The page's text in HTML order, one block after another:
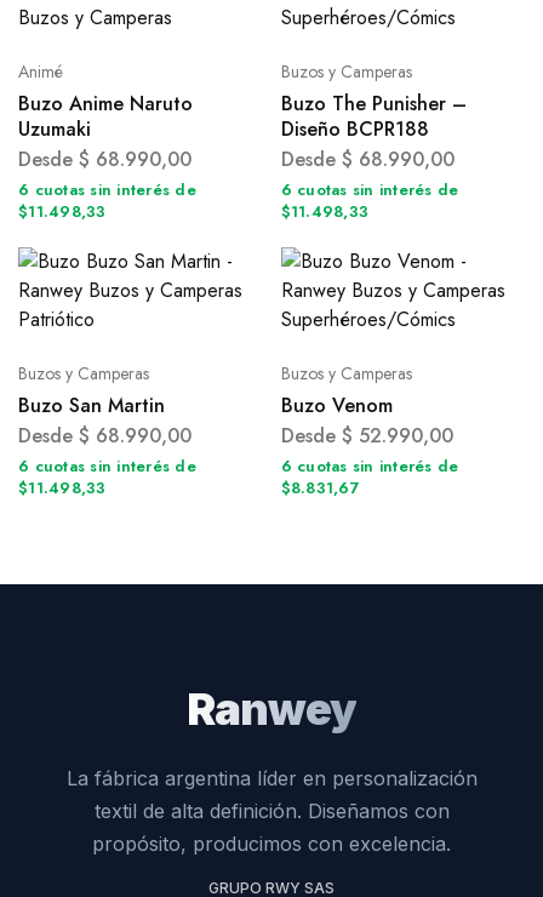
Animé
Buzo Anime Naruto
Uzumaki
Desde $ 68.990,00
6 cuotas sin interés de
$11.498,33
Buzos y Camperas
Buzo The Punisher –
Diseño BCPR188
Desde $ 68.990,00
6 cuotas sin interés de
$11.498,33
Buzos y Camperas
Buzo San Martin
Desde $ 68.990,00
6 cuotas sin interés de
$11.498,33
Buzos y Camperas
Buzo Venom
Desde $ 52.990,00
6 cuotas sin interés de
$8.831,67
Ranwey
La fábrica argentina líder en personalización
textil de alta definición. Diseñamos con
propósito, producimos con excelencia.
GRUPO RWY SAS